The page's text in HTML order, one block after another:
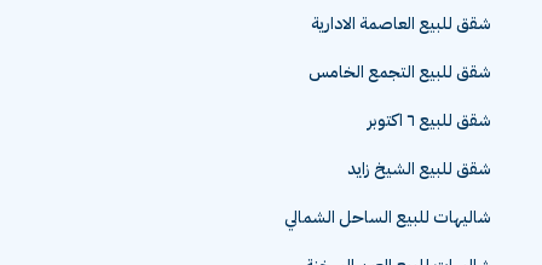
شقق للبيع العاصمة الادارية
شقق للبيع التجمع الخامس
شقق للبيع ٦ اكتوبر
شقق للبيع الشيخ زايد
شاليهات للبيع الساحل الشمالي